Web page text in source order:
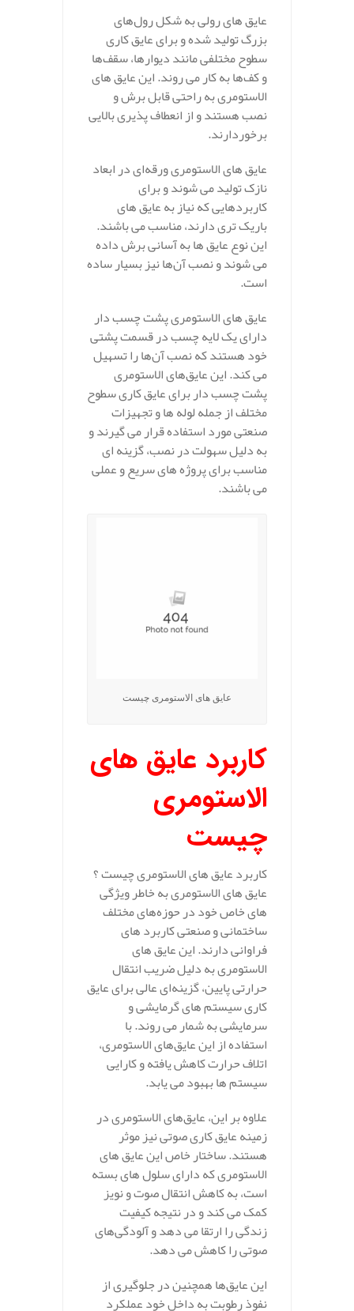
عایق‌ های رولی به شکل رول‌های
بزرگ تولید شده و برای عایق‌ کاری
سطوح مختلفی مانند دیوارها، سقف‌ها
و کف‌ها به کار می‌ روند. این عایق‌ های
الاستومری به راحتی قابل برش و
نصب هستند و از انعطاف‌ پذیری بالایی
برخوردارند.
عایق‌ های الاستومری ورقه‌ای در ابعاد
نازک تولید می‌ شوند و برای
کاربردهایی که نیاز به عایق‌ های
باریک‌ تری دارند، مناسب می‌ باشند.
این نوع عایق‌ ها به آسانی برش داده
می‌ شوند و نصب آن‌ها نیز بسیار ساده
است.
عایق‌ های الاستومری پشت‌ چسب‌ دار
دارای یک لایه چسب در قسمت پشتی
خود هستند که نصب آن‌ها را تسهیل
می‌ کند. این عایق‌های الاستومری
پشت چسب دار برای عایق‌ کاری سطوح
مختلف از جمله لوله‌ ها و تجهیزات
صنعتی مورد استفاده قرار می‌ گیرند و
به دلیل سهولت در نصب، گزینه‌ ای
مناسب برای پروژه‌ های سریع و عملی
می‌ باشند.
عایق های الاستومری چیست
کاربرد عایق های
الاستومری
چیست
کاربرد عایق های الاستومری چیست ؟
عایق‌ های الاستومری به خاطر ویژگی‌
های خاص خود در حوزه‌های مختلف
ساختمانی و صنعتی کاربرد های
فراوانی دارند. این عایق‌ های
الاستومری به دلیل ضریب انتقال
حرارتی پایین، گزینه‌ای عالی برای عایق‌
کاری سیستم‌ های گرمایشی و
سرمایشی به شمار می‌ روند. با
استفاده از این عایق‌های الاستومری،
اتلاف حرارت کاهش یافته و کارایی
سیستم‌ ها بهبود می‌ یابد.
علاوه بر این، عایق‌های الاستومری در
زمینه عایق‌ کاری صوتی نیز موثر
هستند. ساختار خاص این عایق‌ های
الاستومری که دارای سلول‌ های بسته
است، به کاهش انتقال صوت و نویز
کمک می‌ کند و در نتیجه کیفیت
زندگی را ارتقا می‌ دهد و آلودگی‌های
صوتی را کاهش می‌ دهد.
این عایق‌ها همچنین در جلوگیری از
نفوذ رطوبت به داخل خود عملکرد